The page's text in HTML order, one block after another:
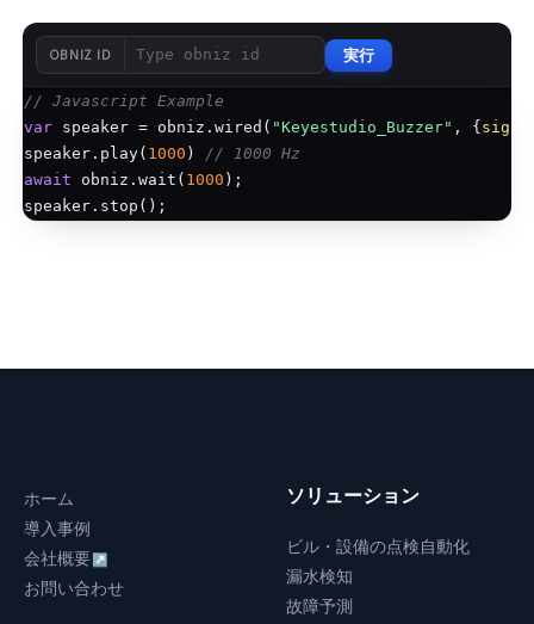
OBNIZ ID 実行
// Javascript Example
var speaker = obniz.wired( "Keyestudio_Buzzer" , {
speaker.play( 1000 ) // 1000 Hz
await obniz.wait( 1000 );
ホーム
導入事例
会社概要↗
お問い合わせ
ソリューション
ビル・設備の点検自動化
漏水検知
故障予測